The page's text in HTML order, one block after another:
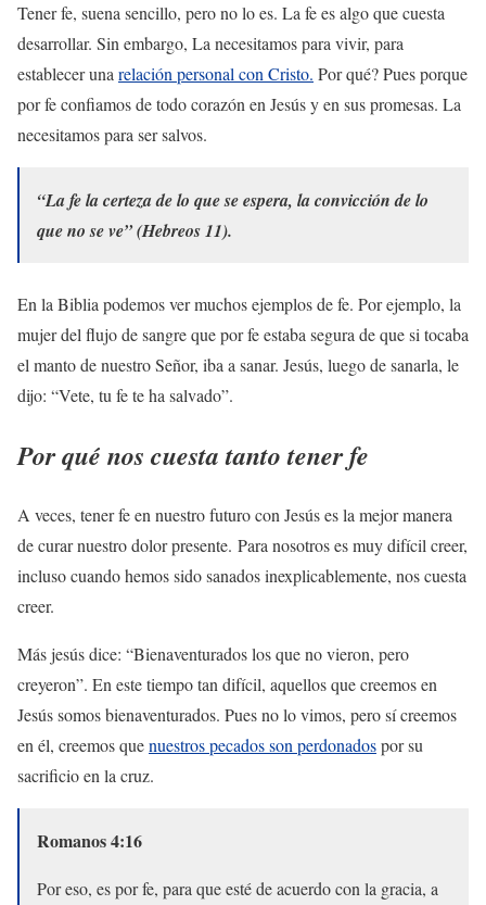
Tener fe, suena sencillo, pero no lo es. La fe es algo que cuesta
desarrollar. Sin embargo, La necesitamos para vivir, para
establecer una relación personal con Cristo. Por qué? Pues porque
por fe confiamos de todo corazón en Jesús y en sus promesas. La
necesitamos para ser salvos.
“La fe la certeza de lo que se espera, la convicción de lo
que no se ve” (Hebreos 11).
En la Biblia podemos ver muchos ejemplos de fe. Por ejemplo, la
mujer del flujo de sangre que por fe estaba segura de que si tocaba
el manto de nuestro Señor, iba a sanar. Jesús, luego de sanarla, le
dijo: “Vete, tu fe te ha salvado”.
Por qué nos cuesta tanto tener fe
A veces, tener fe en nuestro futuro con Jesús es la mejor manera
de curar nuestro dolor presente. Para nosotros es muy difícil creer,
incluso cuando hemos sido sanados inexplicablemente, nos cuesta
creer.
Más jesús dice: “Bienaventurados los que no vieron, pero
creyeron”. En este tiempo tan difícil, aquellos que creemos en
Jesús somos bienaventurados. Pues no lo vimos, pero sí creemos
en él, creemos quenuestros pecados son perdonadospor su
sacrificio en la cruz.
Romanos 4:16
Por eso, es por fe, para que esté de acuerdo con la gracia, a